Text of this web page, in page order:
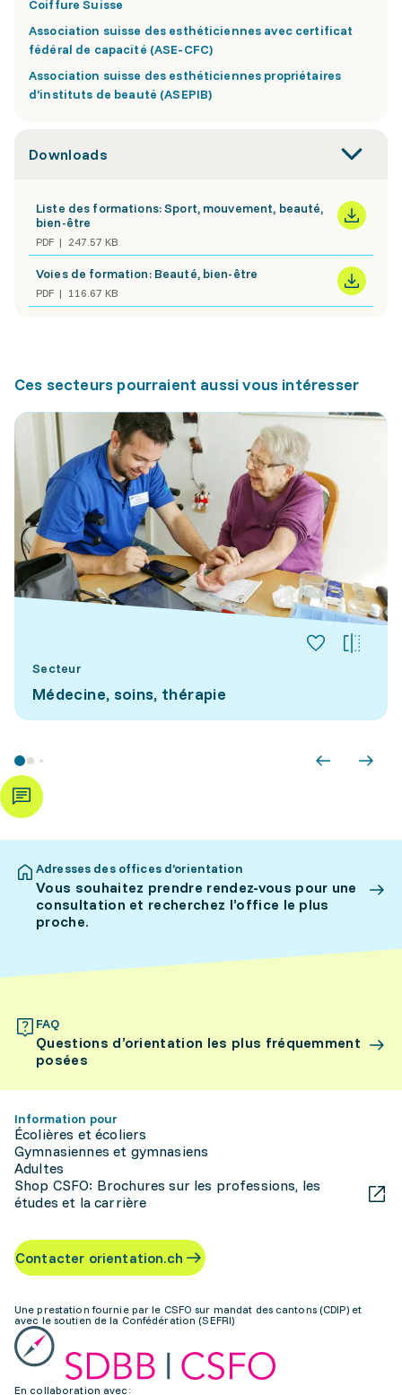
Coiffure Suisse
Association suisse des esthéticiennes avec certificat
fédéral de capacité (ASE-CFC)
Association suisse des esthéticiennes propriétaires
d’instituts de beauté (ASEPIB)
Downloads
Liste des formations: Sport, mouvement, beauté,
bien-être
PDF 247.57 KB
Voies de formation: Beauté, bien-être
PDF 116.67 KB
Ces secteurs pourraient aussi vous intéresser
Secteur
Médecine, soins, thérapie
Adresses des offices d’orientation
Vous souhaitez prendre rendez-vous pour une
consultation et recherchez l’office le plus
proche.
FAQ
Questions d’orientation les plus fréquemment
posées
Information pour
Écolières et écoliers
Gymnasiennes et gymnasiens
Adultes
Shop CSFO: Brochures sur les professions, les
études et la carrière
Contacter orientation.ch
Une prestation fournie par le CSFO sur mandat des cantons (CDIP) et
avec le soutien de la Confédération (SEFRI)
En collaboration avec: